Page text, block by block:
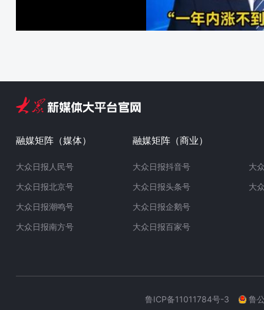
融媒矩阵（媒体）
大众日报人民号
大众日报北京号
大众日报潮鸣号
大众日报南方号
融媒矩阵（商业）
大众日报抖音号
大众日报头条号
大众日报企鹅号
大众日报百家号
大
大
鲁ICP备11011784号-3 鲁